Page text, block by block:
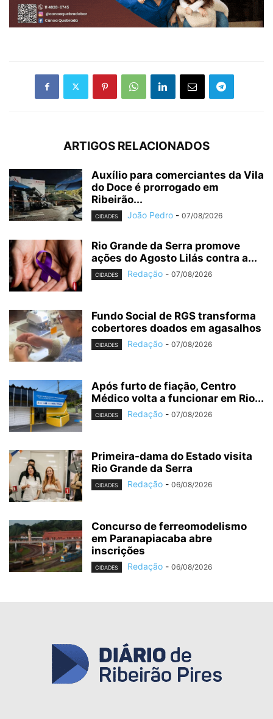
ARTIGOS RELACIONADOS
Auxílio para comerciantes da Vila
do Doce é prorrogado em
Ribeirão...
CIDADES João Pedro - 07/08/2026
Rio Grande da Serra promove
ações do Agosto Lilás contra a...
CIDADES Redação - 07/08/2026
Fundo Social de RGS transforma
cobertores doados em agasalhos
CIDADES Redação - 07/08/2026
Após furto de fiação, Centro
Médico volta a funcionar em Rio...
CIDADES Redação - 07/08/2026
Primeira-dama do Estado visita
Rio Grande da Serra
CIDADES Redação - 06/08/2026
Concurso de ferreomodelismo
em Paranapiacaba abre
inscrições
CIDADES Redação - 06/08/2026